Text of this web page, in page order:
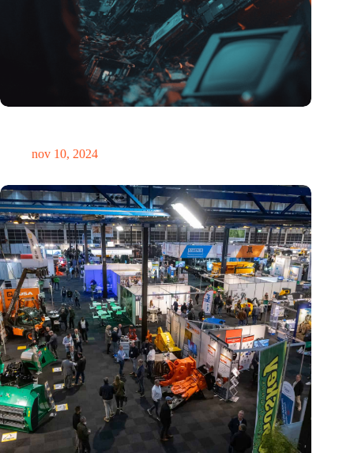
nov 10, 2024